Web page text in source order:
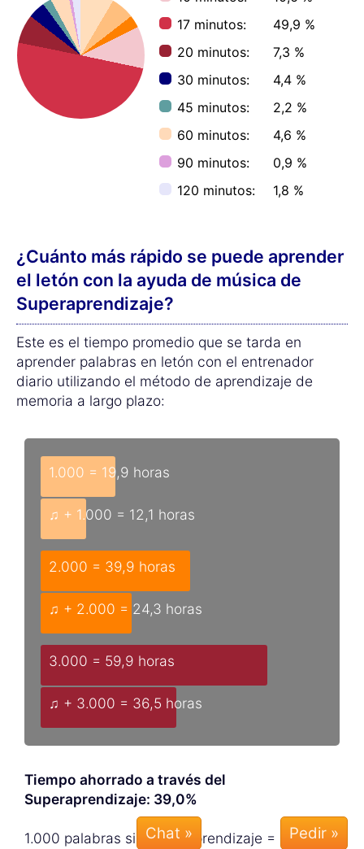
17 minutos:
49,9 %
20 minutos:
7,3 %
30 minutos:
4,4 %
45 minutos:
2,2 %
60 minutos:
4,6 %
90 minutos:
0,9 %
120 minutos:
1,8 %
¿Cuánto más rápido se puede aprender
el letón con la ayuda de música de
Superaprendizaje?
Este es el tiempo promedio que se tarda en
aprender palabras en letón con el entrenador
diario utilizando el método de aprendizaje de
memoria a largo plazo:
1.000 = 19,9 horas
♫ + 1.000 = 12,1 horas
2.000 = 39,9 horas
♫ + 2.000 = 24,3 horas
3.000 = 59,9 horas
♫ + 3.000 = 36,5 horas
Tiempo ahorrado a través del
Superaprendizaje: 39,0%
1.000 palabras sin Superaprendizaje = 19,9
Chat »